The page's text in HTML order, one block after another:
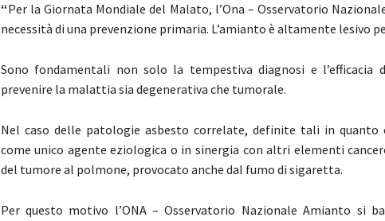
“Per la Giornata Mondiale del Malato, l’Ona – Osservatorio
necessità di una prevenzione primaria. L’amianto è altamente lesivo
Sono fondamentali non solo la tempestiva diagnosi e l’efficacia
prevenire la malattia sia degenerativa che tumorale.
Nel caso delle patologie asbesto correlate, definite tali in quanto
come unico agente eziologica o in sinergia con altri elementi
del tumore al polmone, provocato anche dal fumo di sigaretta.
Per questo motivo l’ONA – Osservatorio Nazionale Amianto si